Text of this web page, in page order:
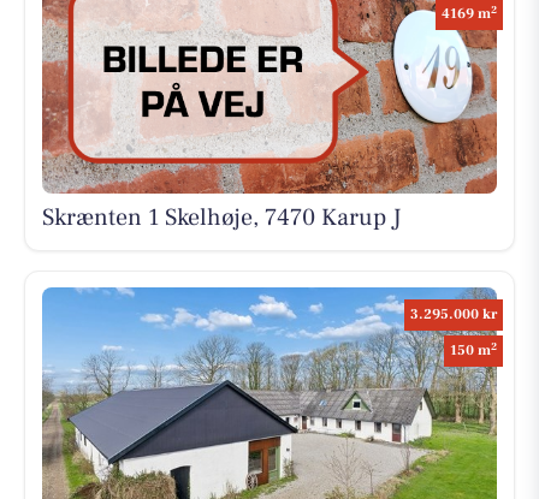
4169 m2
Skrænten 1 Skelhøje, 7470 Karup J
3.295.000 kr
150 m2